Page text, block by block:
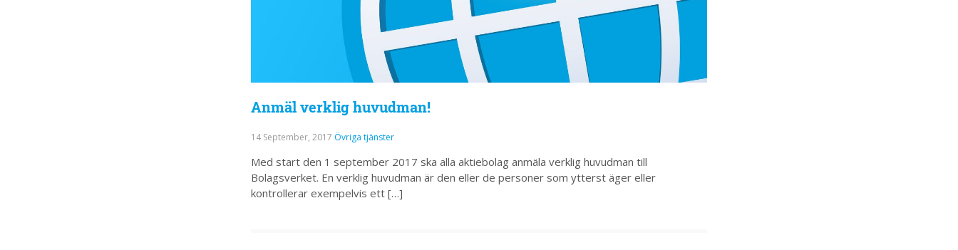
Anmäl verklig huvudman!
14 September, 2017 Övriga tjänster
Med start den 1 september 2017 ska alla aktiebolag anmäla verklig huvudman till
Bolagsverket. En verklig huvudman är den eller de personer som ytterst äger eller
kontrollerar exempelvis ett […]